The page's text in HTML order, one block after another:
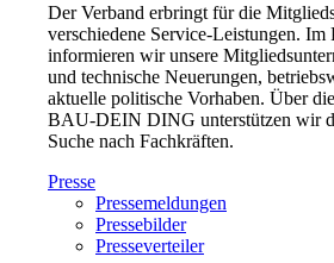
Der Verband erbringt für die
verschiedene Service-Leistungen. Im
informieren wir unsere
und technische Neuerungen,
aktuelle politische Vorhaben. Über
BAU-DEIN DING unterstützen wir
Suche nach Fachkräften.
Presse
Pressemeldungen
Pressebilder
Presseverteiler